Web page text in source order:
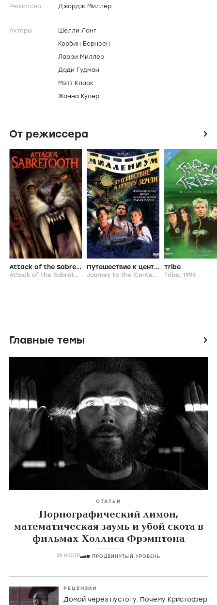
Режиссер Джордж Миллер
Актеры
Шелли Лонг
Корбин Бернсен
Ларри Миллер
Доди Гудман
Мэтт Кларк
Жанна Купер
От режиссера icon
Attack of the Sabretooth
Attack of the Sabretooth, 2005
Путешествие к центру Земли
Journey to the Center of the Earth,
Tribe
Tribe, 1999
Главные темы icon
СТАТЬИ
Порнографический лимон,
математическая заумь и убой скота в
фильмах Холлиса Фрэмптона
29 ИЮЛЯ ПРОДВИНУТЫЙ УРОВЕНЬ
РЕЦЕНЗИИ
Домой через пустоту. Почему Кристофер